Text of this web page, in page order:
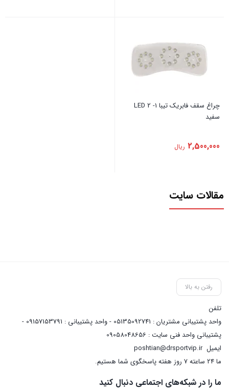
‏چراغ ‏سقف ‏فابریک ‏تیبا ‏1- ‏2 ‏LED
‏سفید
2,500,000 ریال
مقالات سایت
رفتن به بالا
تلفن
واحد پشتیبانی مشتریان : 05135092741 - واحد پشتیبانی : 09157153791 -
پشتیبانی واحد فنی سایت : 09058048656
ایمیلposhtian@drsportvip.ir
ما 24 ساعته 7 روز هفته پاسخگوی شما هستیم.
ما را در شبکه‌های اجتماعی دنبال کنید